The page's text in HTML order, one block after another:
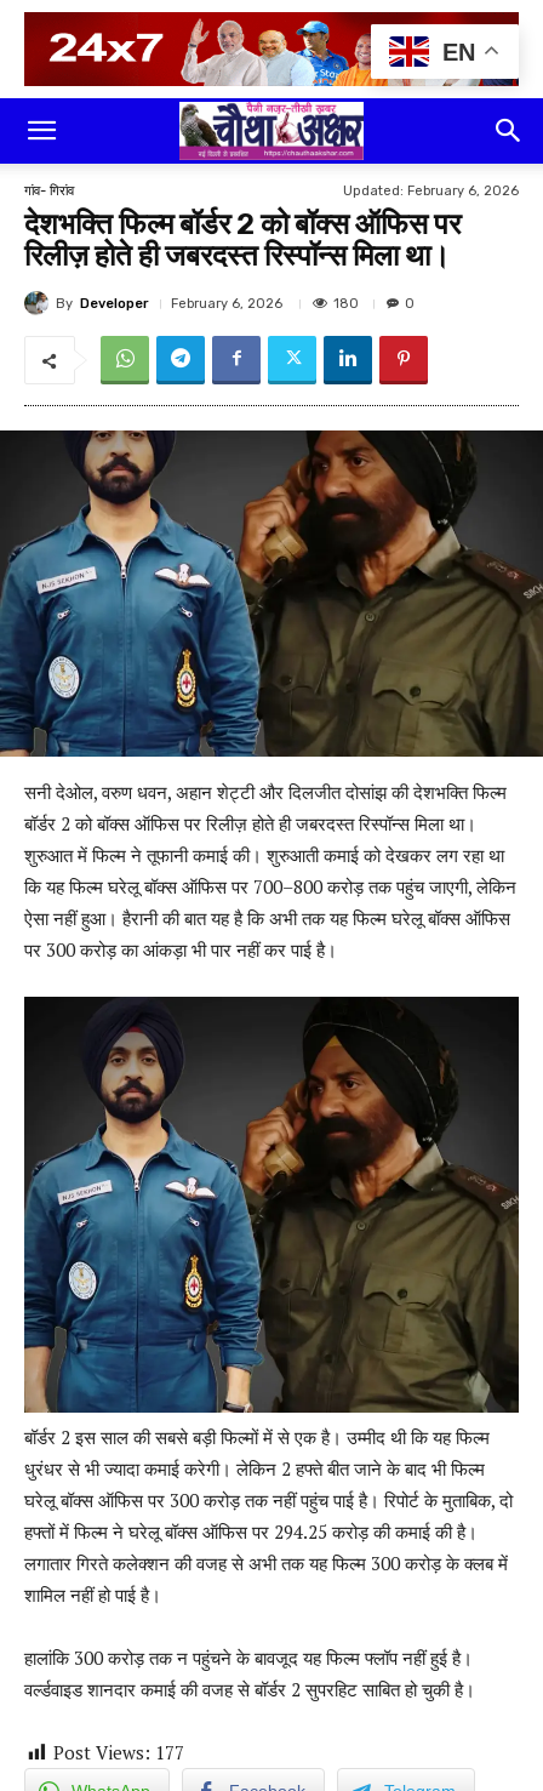
गांव- गिरांव Updated: February 6, 2026
देशभक्ति फिल्म बॉर्डर 2 को बॉक्स ऑफिस पर
रिलीज़ होते ही जबरदस्त रिस्पॉन्स मिला था।
By Developer February 6, 2026 180 0
सनी देओल, वरुण धवन, अहान शेट्टी और दिलजीत दोसांझ की देशभक्ति फिल्म
बॉर्डर 2 को बॉक्स ऑफिस पर रिलीज़ होते ही जबरदस्त रिस्पॉन्स मिला था।
शुरुआत में फिल्म ने तूफानी कमाई की। शुरुआती कमाई को देखकर लग रहा था
कि यह फिल्म घरेलू बॉक्स ऑफिस पर 700–800 करोड़ तक पहुंच जाएगी, लेकिन
ऐसा नहीं हुआ। हैरानी की बात यह है कि अभी तक यह फिल्म घरेलू बॉक्स ऑफिस
पर 300 करोड़ का आंकड़ा भी पार नहीं कर पाई है।
बॉर्डर 2 इस साल की सबसे बड़ी फिल्मों में से एक है। उम्मीद थी कि यह फिल्म
धुरंधर से भी ज्यादा कमाई करेगी। लेकिन 2 हफ्ते बीत जाने के बाद भी फिल्म
घरेलू बॉक्स ऑफिस पर 300 करोड़ तक नहीं पहुंच पाई है। रिपोर्ट के मुताबिक, दो
हफ्तों में फिल्म ने घरेलू बॉक्स ऑफिस पर 294.25 करोड़ की कमाई की है।
लगातार गिरते कलेक्शन की वजह से अभी तक यह फिल्म 300 करोड़ के क्लब में
शामिल नहीं हो पाई है।
हालांकि 300 करोड़ तक न पहुंचने के बावजूद यह फिल्म फ्लॉप नहीं हुई है।
वर्ल्डवाइड शानदार कमाई की वजह से बॉर्डर 2 सुपरहिट साबित हो चुकी है।
Post Views: 177
EN